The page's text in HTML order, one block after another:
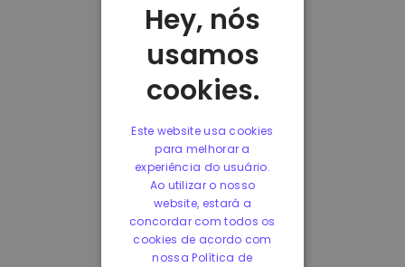
Hey, nós
usamos
cookies.
Este website usa cookies
para melhorar a
experiência do usuário.
Ao utilizar o nosso
website, estará a
concordar com todos os
cookies de acordo com
nossa Política de